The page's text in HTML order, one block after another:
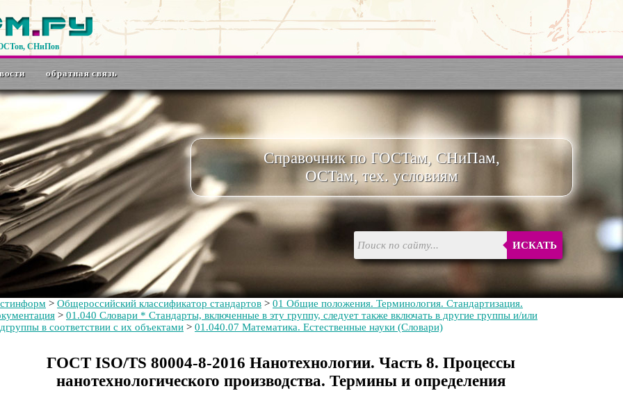
СНиПов
обратная связь
Справочник по ГОСТам, СНиПам,
ОСТам, тех. условиям
ИСКАТЬ
> Общероссийский классификатор стандартов > 01 Общие положения. Терминология. Стандартизация.
> 01.040 Словари * Стандарты, включенные в эту группу, следует также включать в другие группы и/или
в соответствии с их объектами > 01.040.07 Математика. Естественные науки (Словари)
ГОСТ ISO/TS 80004-8-2016 Нанотехнологии. Часть 8. Процессы
нанотехнологического производства. Термины и определения